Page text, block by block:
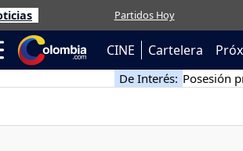
Partidos Hoy
CINE Cartelera
De Interés: Posesión